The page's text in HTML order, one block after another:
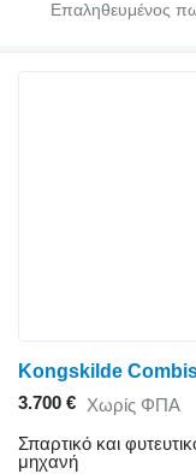
Kongskilde
3.700 € Χωρίς ΦΠΑ
Σπαρτικό και
μηχανή